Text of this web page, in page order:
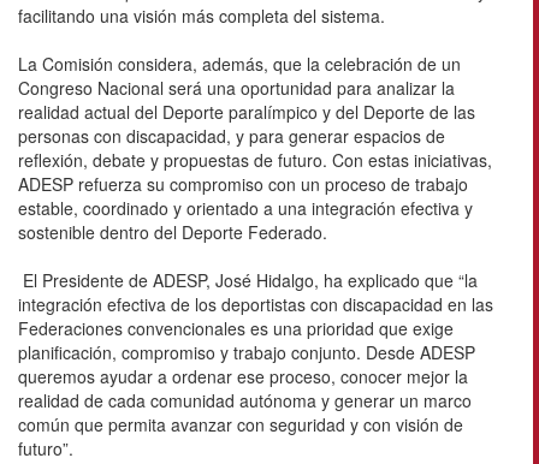
facilitando una visión más completa del sistema.
La Comisión considera, además, que la celebración de un
Congreso Nacional será una oportunidad para analizar la
realidad actual del Deporte paralímpico y del Deporte de las
personas con discapacidad, y para generar espacios de
reflexión, debate y propuestas de futuro. Con estas iniciativas,
ADESP refuerza su compromiso con un proceso de trabajo
estable, coordinado y orientado a una integración efectiva y
sostenible dentro del Deporte Federado.
El Presidente de ADESP, José Hidalgo, ha explicado que “la
integración efectiva de los deportistas con discapacidad en las
Federaciones convencionales es una prioridad que exige
planificación, compromiso y trabajo conjunto. Desde ADESP
queremos ayudar a ordenar ese proceso, conocer mejor la
realidad de cada comunidad autónoma y generar un marco
común que permita avanzar con seguridad y con visión de
futuro”.